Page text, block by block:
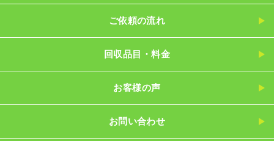
ご依頼の流れ
回収品目・料金
お客様の声
お問い合わせ